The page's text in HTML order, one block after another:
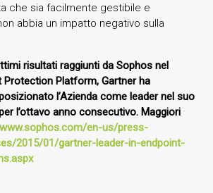
che sia facilmente gestibile e
abbia un impatto negativo sulla
risultati raggiunti da Sophos nel
Protection Platform, Gartner ha
l’Azienda come leader nel suo
l’ottavo anno consecutivo. Maggiori
en-us/press-
2015/01/gartner-leader-in-endpoint-